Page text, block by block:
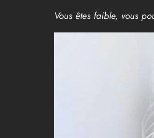
Vous êtes faible, vous